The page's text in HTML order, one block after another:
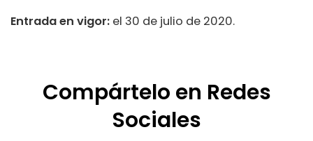
Entrada en vigor: el 30 de julio de 2020.
Compártelo en Redes
Sociales